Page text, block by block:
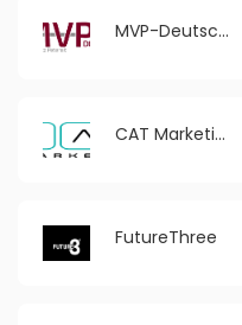
MVP-Deutschland GmbH
CAT Marketing GmbH
FutureThree